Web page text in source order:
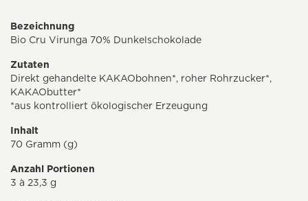
Bezeichnung
Bio Cru Virunga 70% Dunkelschokolade
Zutaten
Direkt gehandelte KAKAObohnen*, roher Rohrzucker*,
KAKAObutter*
*aus kontrolliert ökologischer Erzeugung
Inhalt
70 Gramm (g)
Anzahl Portionen
3 à 23,3 g